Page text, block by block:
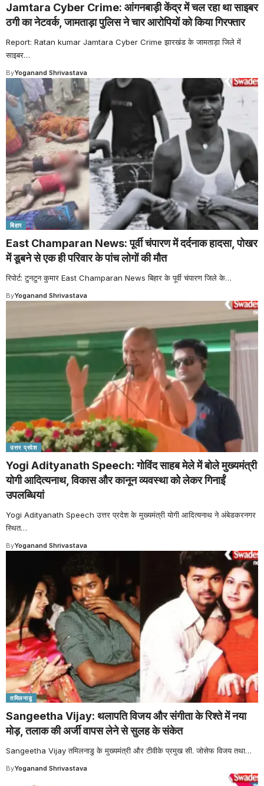
Jamtara Cyber Crime: आंगनबाड़ी केंद्र में चल रहा था साइबर
ठगी का नेटवर्क, जामताड़ा पुलिस ने चार आरोपियों को किया गिरफ्तार
Report: Ratan kumar Jamtara Cyber Crime झारखंड के जामताड़ा जिले में
साइबर…
ByYoganand Shrivastava
बिहार
East Champaran News: पूर्वी चंपारण में दर्दनाक हादसा, पोखर
में डूबने से एक ही परिवार के पांच लोगों की मौत
रिपोर्ट: टुनटुन कुमार East Champaran News बिहार के पूर्वी चंपारण जिले के…
ByYoganand Shrivastava
उत्तर प्रदेश
Yogi Adityanath Speech: गोविंद साहब मेले में बोले मुख्यमंत्री
योगी आदित्यनाथ, विकास और कानून व्यवस्था को लेकर गिनाईं
उपलब्धियां
Yogi Adityanath Speech उत्तर प्रदेश के मुख्यमंत्री योगी आदित्यनाथ ने अंबेडकरनगर
स्थित…
ByYoganand Shrivastava
तमिलनाडु
Sangeetha Vijay: थलापति विजय और संगीता के रिश्ते में नया
मोड़, तलाक की अर्जी वापस लेने से सुलह के संकेत
Sangeetha Vijay तमिलनाडु के मुख्यमंत्री और टीवीके प्रमुख सी. जोसेफ विजय तथा…
ByYoganand Shrivastava